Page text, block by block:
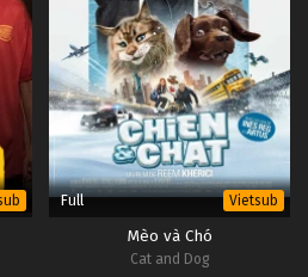
Full Vietsub
Mèo và Chó
Cat and Dog